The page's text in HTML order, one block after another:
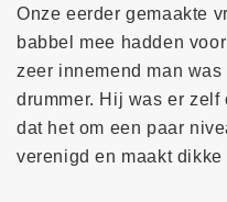
Onze eerder gemaakte
babbel mee hadden
zeer innemend man
drummer. Hij was er
dat het om een paar
verenigd en maakt dikke